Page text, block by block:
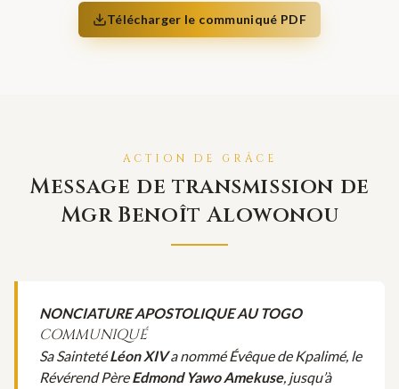
Télécharger le communiqué PDF
ACTION DE GRÂCE
Message de transmission de
Mgr Benoît Alowonou
NONCIATURE APOSTOLIQUE AU TOGO
COMMUNIQUÉ
Sa SaintetéLéon XIVa nommé Évêque de Kpalimé, le
Révérend PèreEdmond Yawo Amekuse, jusqu’à